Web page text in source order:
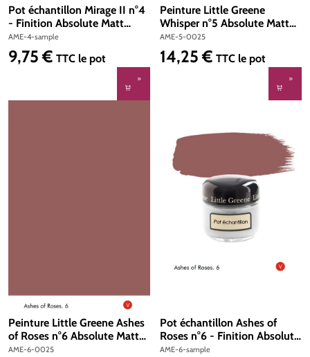
Pot échantillon Mirage II n°4
- Finition Absolute Matt
Emulsion
AME-4-sample
Prix régulier :
9,75 € TTC le pot
Peinture Little Greene
Whisper n°5 Absolute Matt
Emulsion 250 ml
AME-5-0025
Prix régulier :
14,25 € TTC le pot
Peinture Little Greene Ashes
of Roses n°6 Absolute Matt
Emulsion 250 ml
AME-6-0025
Pot échantillon Ashes of
Roses n°6 - Finition Absolute
Matt Emulsion
AME-6-sample